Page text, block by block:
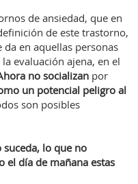
de ansiedad, que en
de este trastorno,
en aquellas personas
evaluación ajena, en el
no socializan por
un potencial peligro al
son posibles
suceda, lo que no
el día de mañana estas